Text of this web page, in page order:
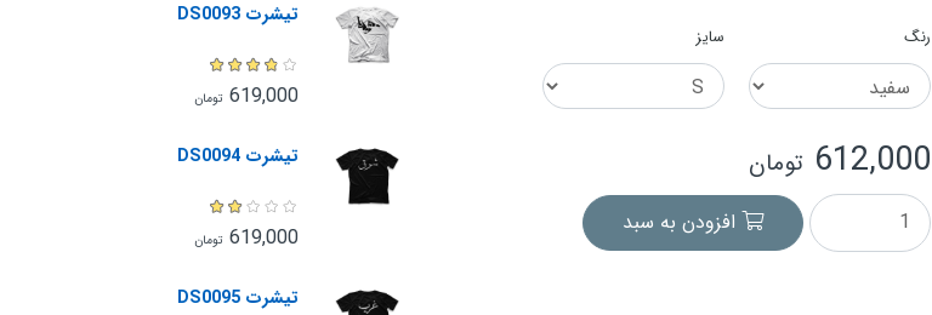
رنگ سایز
612,000 تومان
افزودن به سبد
تیشرت DS0093
619,000 تومان
تیشرت DS0094
619,000 تومان
تیشرت DS0095